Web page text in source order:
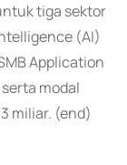
tiga sektor
(AI)
Application
modal
miliar. (end)